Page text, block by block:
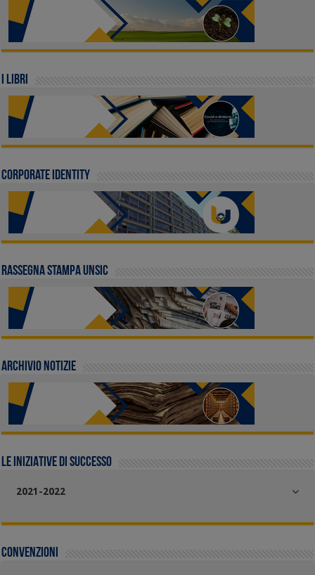
I LIBRI
Corporate identity
Rassegna stampa UNSIC
Archivio Notizie
LE INIZIATIVE DI SUCCESSO
2021-2022
Convenzioni